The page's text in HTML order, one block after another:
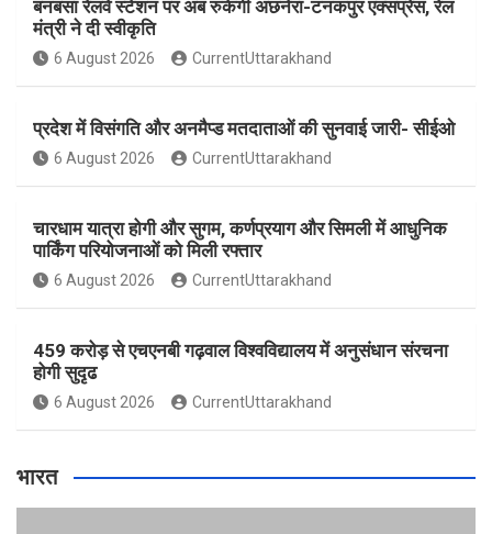
बनबसा रेलवे स्टेशन पर अब रुकेगी अछनेरा-टनकपुर एक्सप्रेस, रेल
मंत्री ने दी स्वीकृति
6 August 2026 CurrentUttarakhand
प्रदेश में विसंगति और अनमैप्ड मतदाताओं की सुनवाई जारी- सीईओ
6 August 2026 CurrentUttarakhand
चारधाम यात्रा होगी और सुगम, कर्णप्रयाग और सिमली में आधुनिक
पार्किंग परियोजनाओं को मिली रफ्तार
6 August 2026 CurrentUttarakhand
459 करोड़ से एचएनबी गढ़वाल विश्वविद्यालय में अनुसंधान संरचना
होगी सुदृढ
6 August 2026 CurrentUttarakhand
भारत